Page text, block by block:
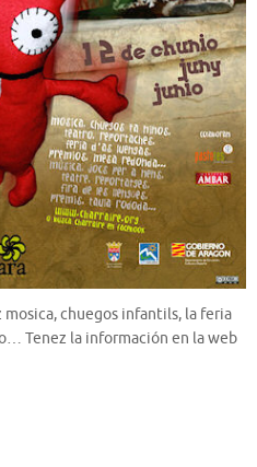
chuegos infantils, la feria
Tenez la información en la web